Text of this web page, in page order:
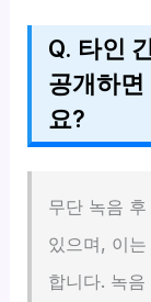
Q. 타인
공개하면
요?
무단 녹음 후
있으며, 이
합니다. 녹